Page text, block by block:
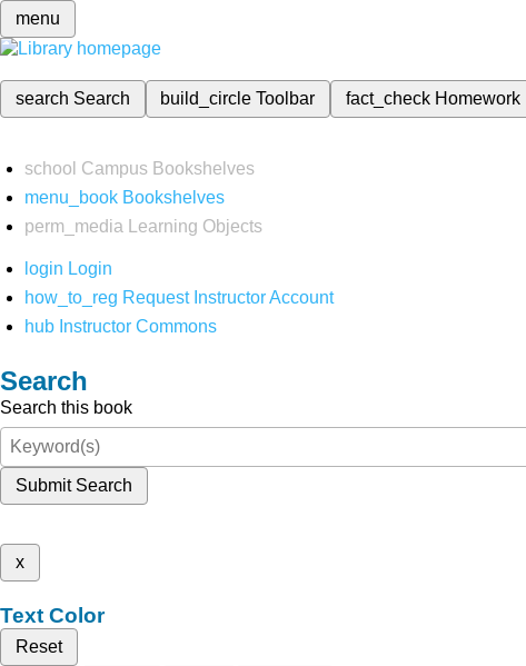
menu
search Search build_circleToolbar fact_check Homework
school Campus Bookshelves
menu_book Bookshelves
perm_media
Learning Objects
login Login
how_to_reg Request Instructor Account
hub Instructor Commons
Search
Search this book
Submit Search
x
Text Color
Reset